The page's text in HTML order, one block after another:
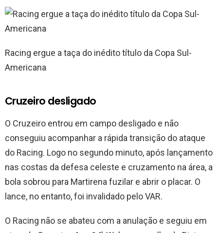
Racing ergue a taça do inédito título da Copa Sul-
Americana
Cruzeiro desligado
O Cruzeiro entrou em campo desligado e não
conseguiu acompanhar a rápida transição do ataque
do Racing. Logo no segundo minuto, após lançamento
nas costas da defesa celeste e cruzamento na área, a
bola sobrou para Martirena fuzilar e abrir o placar. O
lance, no entanto, foi invalidado pelo VAR.
O Racing não se abateu com a anulação e seguiu em